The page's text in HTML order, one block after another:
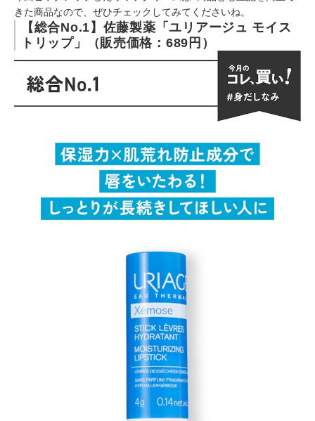
きた商品なので、ぜひチェックしてみてくださいね。
【総合No.1】佐藤製薬「ユリアージュ モイス
トリップ」（販売価格：689円）